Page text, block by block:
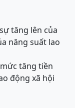
tăng lên của
năng suất lao
tăng tiền
động xã hội